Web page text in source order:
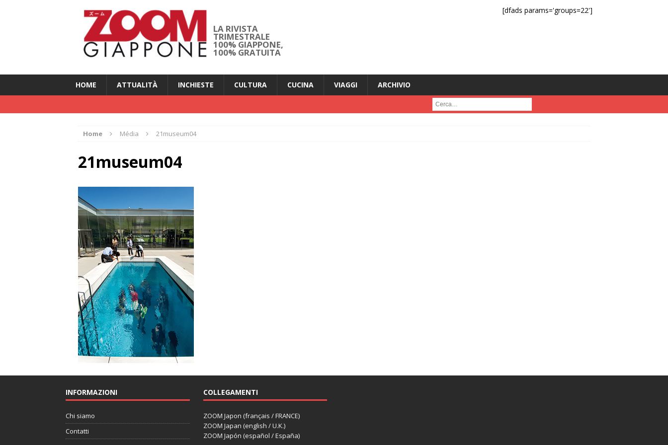
LA RIVISTA
TRIMESTRALE
100% GIAPPONE,
100% GRATUITA
[dfads params='groups=22']
HOME ATTUALITÀ INCHIESTE CULTURA CUCINA VIAGGI
ARCHIVIO
Cerca :
Home Média 21museum04
21museum04
INFORMAZIONI
Chi siamo
Contatti
COLLEGAMENTI
ZOOM Japon (français / FRANCE)
ZOOM Japan (english / U.K.)
ZOOM Japón (español / España)